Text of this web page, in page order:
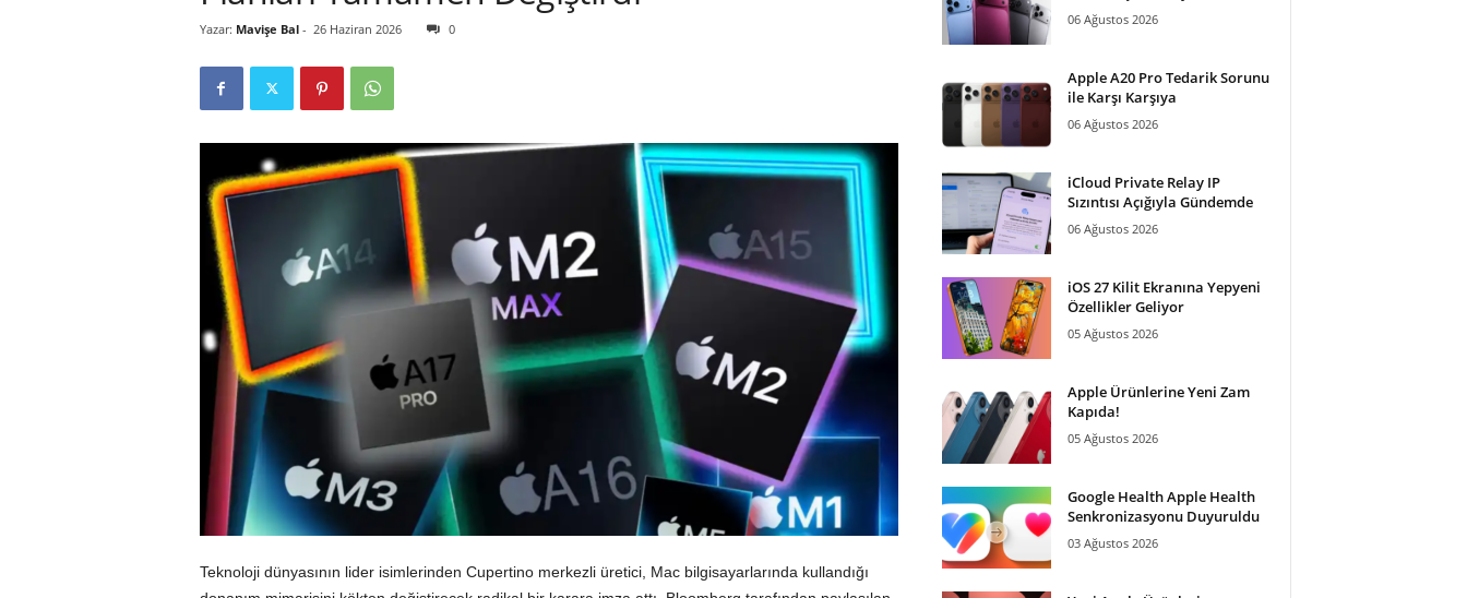
i
l
m
Yazar: Mavişe Bal- 26 Haziran 2026 0
Teknoloji dünyasının lider isimlerinden Cupertino merkezli üretici, Mac bilgisayarlarında kullandığı
06 Ağustos 2026
Apple A20 Pro Tedarik Sorunu
ile Karşı Karşıya
06 Ağustos 2026
iCloud Private Relay IP
Sızıntısı Açığıyla Gündemde
06 Ağustos 2026
iOS 27 Kilit Ekranına Yepyeni
Özellikler Geliyor
05 Ağustos 2026
Apple Ürünlerine Yeni Zam
Kapıda!
05 Ağustos 2026
Google Health Apple Health
Senkronizasyonu Duyuruldu
03 Ağustos 2026